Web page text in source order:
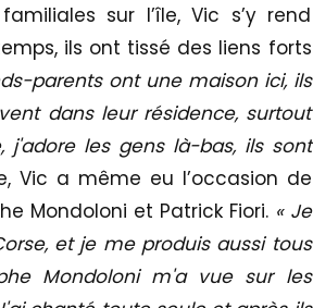
sur l’île, Vic s’y rend
ils ont tissé des liens forts
parents ont une maison ici, ils
dans leur résidence, surtout
j'adore les gens là-bas, ils sont
Vic a même eu l’occasion de
Mondoloni et Patrick Fiori. « Je
et je me produis aussi tous
Mondoloni m'a vue sur les